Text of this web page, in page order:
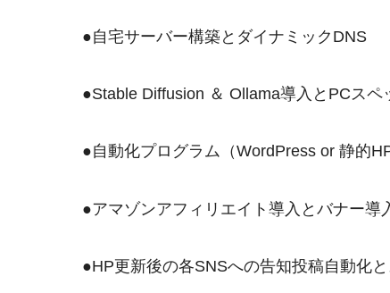
●自宅サーバー構築とダイナミックDNS
●Stable Diffusion ＆ Ollama導入とPCスペ
●自動化プログラム（WordPress or 静的HP
●アマゾンアフィリエイト導入とバナー導
●HP更新後の各SNSへの告知投稿自動化